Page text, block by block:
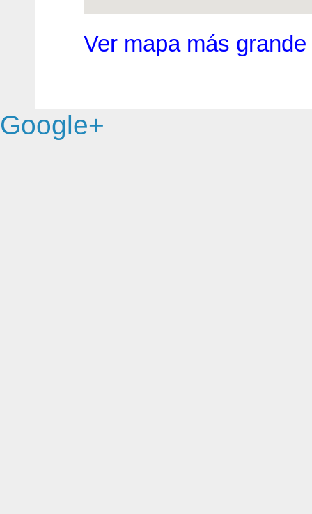
Ver mapa más grande
Google+